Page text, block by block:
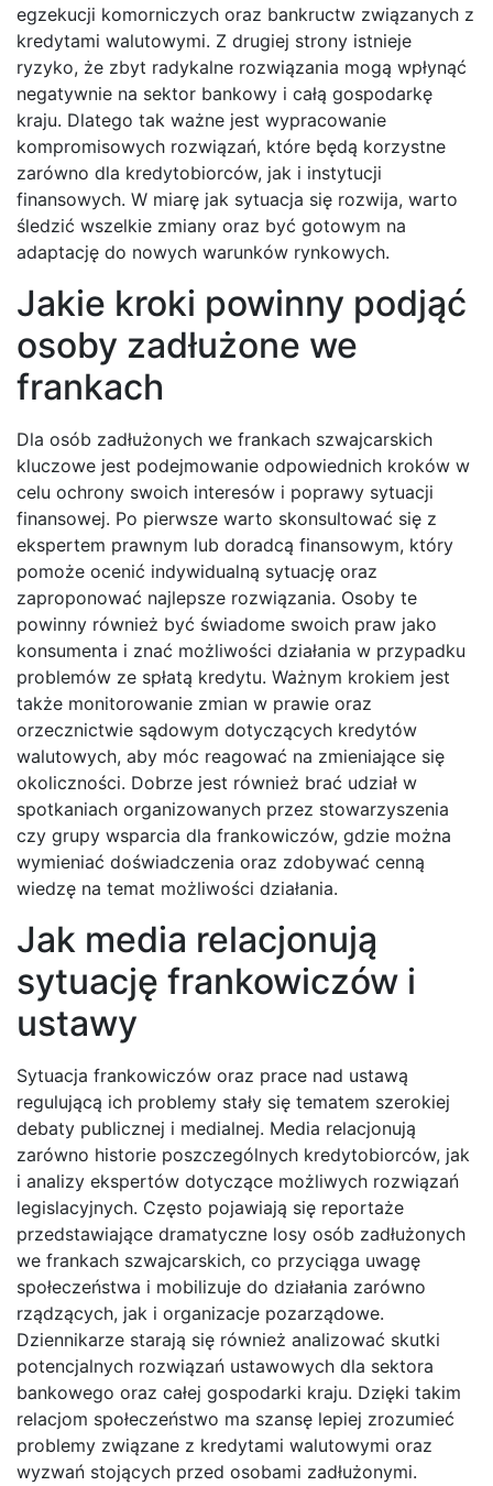
egzekucji komorniczych oraz bankructw związanych z
kredytami walutowymi. Z drugiej strony istnieje
ryzyko, że zbyt radykalne rozwiązania mogą wpłynąć
negatywnie na sektor bankowy i całą gospodarkę
kraju. Dlatego tak ważne jest wypracowanie
kompromisowych rozwiązań, które będą korzystne
zarówno dla kredytobiorców, jak i instytucji
finansowych. W miarę jak sytuacja się rozwija, warto
śledzić wszelkie zmiany oraz być gotowym na
adaptację do nowych warunków rynkowych.
Jakie kroki powinny podjąć
osoby zadłużone we
frankach
Dla osób zadłużonych we frankach szwajcarskich
kluczowe jest podejmowanie odpowiednich kroków w
celu ochrony swoich interesów i poprawy sytuacji
finansowej. Po pierwsze warto skonsultować się z
ekspertem prawnym lub doradcą finansowym, który
pomoże ocenić indywidualną sytuację oraz
zaproponować najlepsze rozwiązania. Osoby te
powinny również być świadome swoich praw jako
konsumenta i znać możliwości działania w przypadku
problemów ze spłatą kredytu. Ważnym krokiem jest
także monitorowanie zmian w prawie oraz
orzecznictwie sądowym dotyczących kredytów
walutowych, aby móc reagować na zmieniające się
okoliczności. Dobrze jest również brać udział w
spotkaniach organizowanych przez stowarzyszenia
czy grupy wsparcia dla frankowiczów, gdzie można
wymieniać doświadczenia oraz zdobywać cenną
wiedzę na temat możliwości działania.
Jak media relacjonują
sytuację frankowiczów i
ustawy
Sytuacja frankowiczów oraz prace nad ustawą
regulującą ich problemy stały się tematem szerokiej
debaty publicznej i medialnej. Media relacjonują
zarówno historie poszczególnych kredytobiorców, jak
i analizy ekspertów dotyczące możliwych rozwiązań
legislacyjnych. Często pojawiają się reportaże
przedstawiające dramatyczne losy osób zadłużonych
we frankach szwajcarskich, co przyciąga uwagę
społeczeństwa i mobilizuje do działania zarówno
rządzących, jak i organizacje pozarządowe.
Dziennikarze starają się również analizować skutki
potencjalnych rozwiązań ustawowych dla sektora
bankowego oraz całej gospodarki kraju. Dzięki takim
relacjom społeczeństwo ma szansę lepiej zrozumieć
problemy związane z kredytami walutowymi oraz
wyzwań stojących przed osobami zadłużonymi.